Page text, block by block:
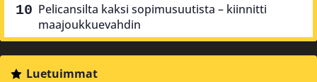
Pelicansilta kaksi sopimusuutista – kiinnitti
maajoukkuevahdin
Luetuimmat